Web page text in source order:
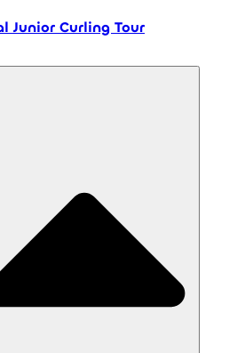
Junior Curling Tour